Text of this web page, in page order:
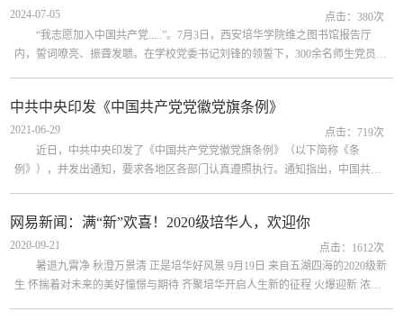
2024-07-05 点击： 380次
“我志愿加入中国共产党.....”。7月3日，西安培华学院维之图书馆报告厅
内，誓词嘹亮、振聋发聩。在学校党委书记刘锋的领誓下，300余名师生党员掷
书记、副书记、党务专（兼）职干事、师生党员代表，接受表彰的先进集体和
个人，新党员代表，入党积极分子代表等300余人参加了会议。大会在雄壮的
中共中央印发《中国共产党党徽党旗条例》
2021-06-29 点击： 719次
近日，中共中央印发了《中国共产党党徽党旗条例》（以下简称《条
例》），并发出通知，要求各地区各部门认真遵照执行。通知指出，中国共产
史上第一部关于党徽党旗的基础主干法规，是党徽党旗制作、使用、管理的基
本遵循。《条例》以党章为根本遵循，继承已有好做法，吸收实践新经验...
网易新闻：满“新”欢喜！2020级培华人，欢迎你
2020-09-21 点击： 1612次
暑退九霄净 秋澄万景清 正是培华好风景 9月19日 来自五湖四海的2020级新
生 怀揣着对未来的美好憧憬与期待 齐聚培华开启人生新的征程 火爆迎新 浓郁